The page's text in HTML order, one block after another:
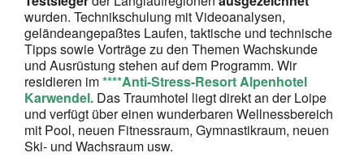
wurden. Technikschulung mit Videoanalysen,
geländeangepaßtes Laufen, taktische und technische
Tipps sowie Vorträge zu den Themen Wachskunde
und Ausrüstung stehen auf dem Programm. Wir
residieren im****Anti-Stress-Resort Alpenhotel
Karwendel. Das Traumhotel liegt direkt an der Loipe
und verfügt über einen wunderbaren Wellnessbereich
mit Pool, neuen Fitnessraum, Gymnastikraum, neuen
Ski- und Wachsraum usw.